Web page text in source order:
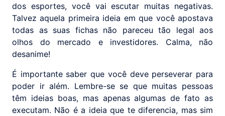
dos esportes, você vai escutar muitas negativas.
Talvez aquela primeira ideia em que você apostava
todas as suas fichas não pareceu tão legal aos
olhos do mercado e investidores. Calma, não
desanime!
É importante saber que você deve perseverar para
poder ir além. Lembre-se se que muitas pessoas
têm ideias boas, mas apenas algumas de fato as
executam. Não é a ideia que te diferencia, mas sim